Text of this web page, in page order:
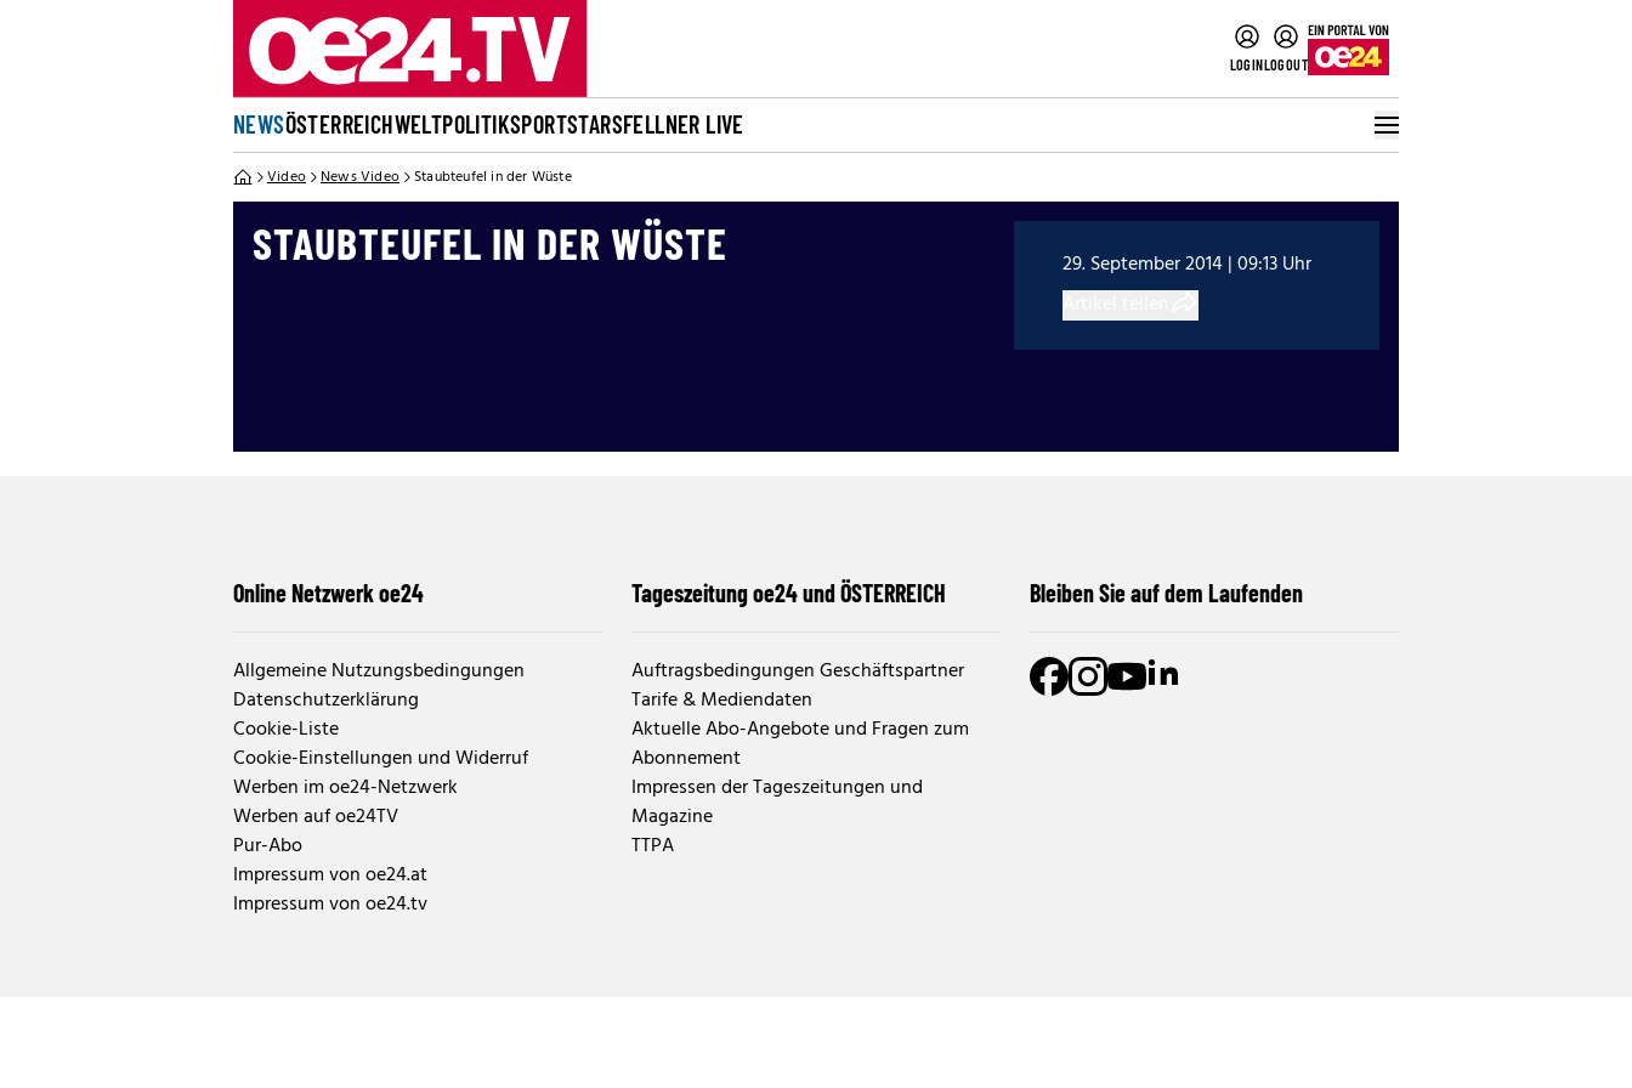
LOGINLOGOUT
NEWSÖSTERREICHWELTPOLITIKSPORTSTARSFELLNER LIVE
Video News Video Staubteufel in der Wüste
STAUBTEUFEL IN DER WÜSTE
29. September 2014 | 09:13 Uhr
Online Netzwerk oe24
Allgemeine Nutzungsbedingungen
Datenschutzerklärung
Cookie-Liste
Cookie-Einstellungen und Widerruf
Werben im oe24-Netzwerk
Werben auf oe24TV
Pur-Abo
Impressum von oe24.at
Impressum von oe24.tv
Tageszeitung oe24 und ÖSTERREICH
Auftragsbedingungen Geschäftspartner
Tarife & Mediendaten
Aktuelle Abo-Angebote und Fragen zum
Abonnement
Impressen der Tageszeitungen und
Magazine
TTPA
Bleiben Sie auf dem Laufenden